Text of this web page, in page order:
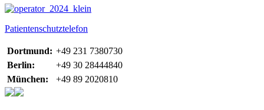
Patientenschutztelefon
Dortmund: +49 231 7380730
Berlin:
+49 30 28444840
München:
+49 89 2020810